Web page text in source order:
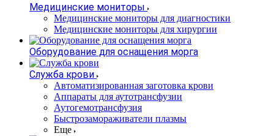
Медицинские мониторы
Медицинские мониторы для диагностики
Медицинские мониторы для хирургии
Оборудование для оснащения морга
Служба крови
Автоматизированная заготовка крови
Аппараты для аутотрансфузии
Аутогемотрансфузия
Быстрозамораживатели плазмы
Еще